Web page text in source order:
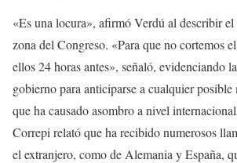
«Es una locura», afirmó Verdú al describir
zona del Congreso. «Para que no cortemos
ellos 24 horas antes», señaló, evidenciando
gobierno para anticiparse a cualquier
que ha causado asombro a nivel
Correpi relató que ha recibido numerosos
el extranjero, como de Alemania y España,